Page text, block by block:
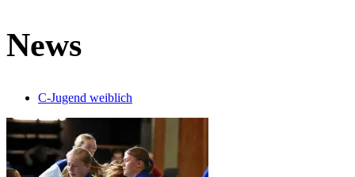
News
C-Jugend weiblich